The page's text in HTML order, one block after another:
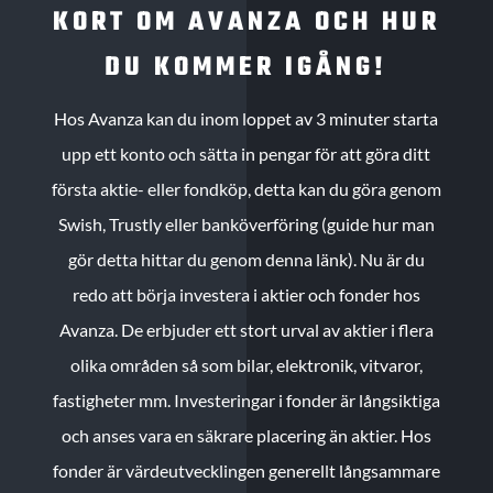
KORT OM AVANZA OCH HUR
DU KOMMER IGÅNG!
Hos Avanza kan du inom loppet av 3 minuter starta
upp ett konto och sätta in pengar för att göra ditt
första aktie- eller fondköp, detta kan du göra genom
Swish, Trustly eller banköverföring (guide hur man
gör detta hittar du genom denna länk). Nu är du
redo att börja investera i aktier och fonder hos
Avanza. De erbjuder ett stort urval av aktier i flera
olika områden så som bilar, elektronik, vitvaror,
fastigheter mm. Investeringar i fonder är långsiktiga
och anses vara en säkrare placering än aktier. Hos
fonder är värdeutvecklingen generellt långsammare